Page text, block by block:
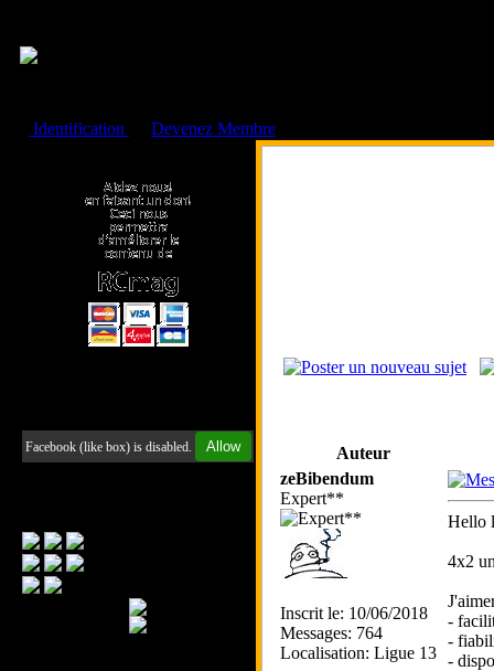
Identification
Devenez Membre
Facebook (like box) is disabled. Allow
Auteur
zeBibendum
Expert**
Inscrit le: 10/06/2018
Messages: 764
Localisation: Ligue 13
Hello
4x2
-
-
-